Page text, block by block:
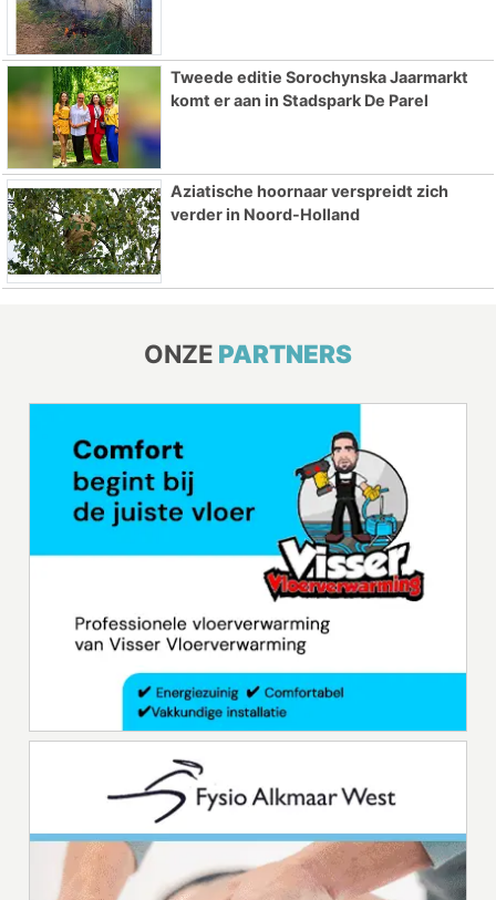
Tweede editie Sorochynska Jaarmarkt
komt er aan in Stadspark De Parel
Aziatische hoornaar verspreidt zich
verder in Noord-Holland
ONZE PARTNERS